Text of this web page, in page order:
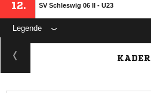
12. SV Schleswig 06 II - U23
Legende
KADER